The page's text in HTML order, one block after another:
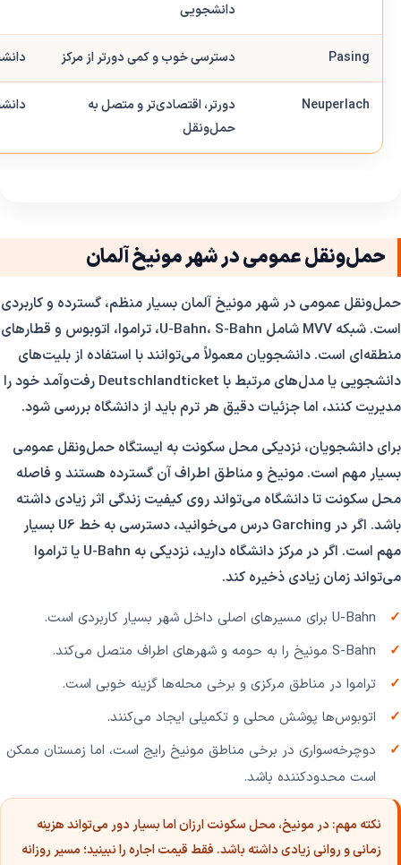
دانشجویی
Pasing دسترسی خوب و کمی دورتر از مرکز
Neuperlach
دورتر، اقتصادی‌تر و متصل به
حمل‌ونقل
حمل‌ونقل عمومی در شهر مونیخ آلمان
حمل‌ونقل عمومی در شهر مونیخ آلمان بسیار منظم، گسترده و کاربردی
است. شبکه MVV شامل U-Bahn، S-Bahn، تراموا، اتوبوس و قطارهای
منطقه‌ای است. دانشجویان معمولاً می‌توانند با استفاده از بلیت‌های
دانشجویی یا مدل‌های مرتبط با Deutschlandticket رفت‌وآمد خود را
مدیریت کنند، اما جزئیات دقیق هر ترم باید از دانشگاه بررسی شود.
برای دانشجویان، نزدیکی محل سکونت به ایستگاه حمل‌ونقل عمومی
بسیار مهم است. مونیخ و مناطق اطراف آن گسترده هستند و فاصله
محل سکونت تا دانشگاه می‌تواند روی کیفیت زندگی اثر زیادی داشته
باشد. اگر در Garching درس می‌خوانید، دسترسی به خط U6 بسیار
مهم است. اگر در مرکز دانشگاه دارید، نزدیکی به U-Bahn یا تراموا
می‌تواند زمان زیادی ذخیره کند.
U-Bahn برای مسیرهای اصلی داخل شهر بسیار کاربردی است.
S-Bahn مونیخ را به حومه و شهرهای اطراف متصل می‌کند.
تراموا در مناطق مرکزی و برخی محله‌ها گزینه خوبی است.
اتوبوس‌ها پوشش محلی و تکمیلی ایجاد می‌کنند.
دوچرخه‌سواری در برخی مناطق مونیخ رایج است، اما زمستان ممکن
است محدودکننده باشد.
نکته مهم: در مونیخ، محل سکونت ارزان اما بسیار دور می‌تواند هزینه
زمانی و روانی زیادی داشته باشد. فقط قیمت اجاره را نبینید؛ مسیر روزانه